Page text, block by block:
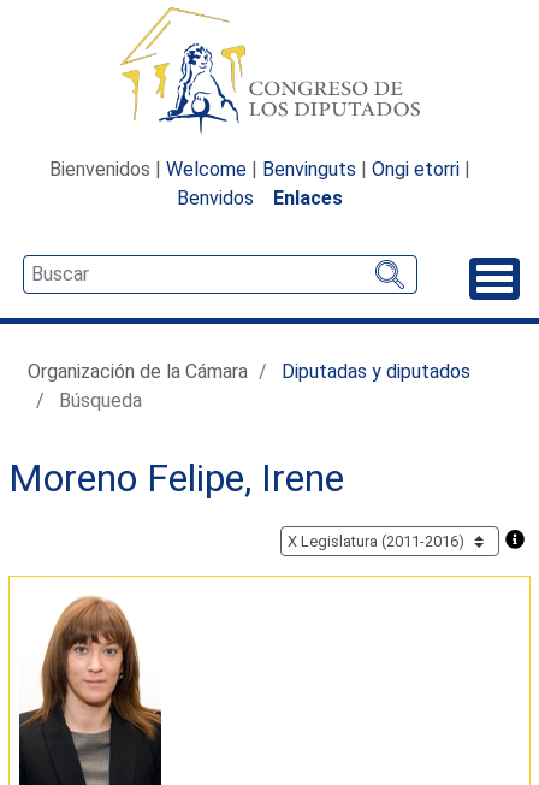
Bienvenidos | Welcome | Benvinguts | Ongi etorri |
Benvidos
Enlaces
Organización de la Cámara
Diputadas y diputados
Búsqueda
Moreno Felipe, Irene